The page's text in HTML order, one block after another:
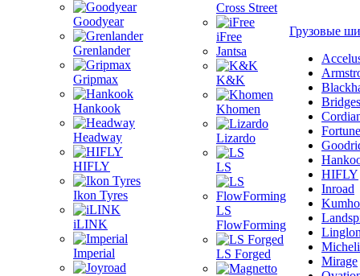
Goodyear
Grenlander
Gripmax
Hankook
Headway
HIFLY
Ikon Tyres
iLINK
Imperial
Cross Street
iFree
Jantsa
K&K
Khomen
Lizardo
LS
LS
FlowForming
LS Forged
Грузовые
Fortune
HIFLY
Inroad
Kumho
Mirage